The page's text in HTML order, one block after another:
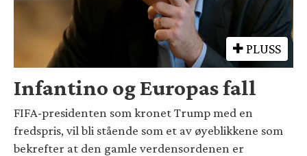
PLUSS
Infantino og Europas fall
FIFA-presidenten som kronet Trump med en
fredspris, vil bli stående som et av øyeblikkene som
bekrefter at den gamle verdensordenen er